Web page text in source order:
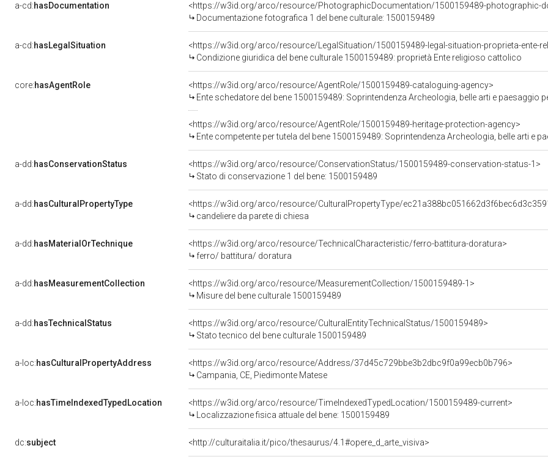
a-cd:hasDocumentation
<https://w3id.org/arco/resource/PhotographicDocumentation/1500159489-photographic-
Documentazione fotografica 1 del bene culturale: 1500159489
a-cd:hasLegalSituation
<https://w3id.org/arco/resource/LegalSituation/1500159489-legal-situation-proprieta-ente-
Condizione giuridica del bene culturale 1500159489: proprietà Ente religioso cattolico
core:hasAgentRole
<https://w3id.org/arco/resource/AgentRole/1500159489-cataloguing-agency>
Ente schedatore del bene 1500159489: Soprintendenza Archeologia, belle arti e paesaggio
<https://w3id.org/arco/resource/AgentRole/1500159489-heritage-protection-agency>
Ente competente per tutela del bene 1500159489: Soprintendenza Archeologia, belle arti e
a-dd:hasConservationStatus
<https://w3id.org/arco/resource/ConservationStatus/1500159489-conservation-status-1>
Stato di conservazione 1 del bene: 1500159489
a-dd:hasCulturalPropertyType
<https://w3id.org/arco/resource/CulturalPropertyType/
candeliere da parete di chiesa
a-dd:hasMaterialOrTechnique
<https://w3id.org/arco/resource/TechnicalCharacteristic/ferro-battitura-doratura>
ferro/ battitura/ doratura
a-dd:hasMeasurementCollection
<https://w3id.org/arco/resource/MeasurementCollection/1500159489-1>
Misure del bene culturale 1500159489
a-dd:hasTechnicalStatus
<https://w3id.org/arco/resource/CulturalEntityTechnicalStatus/1500159489>
Stato tecnico del bene culturale 1500159489
a-loc:hasCulturalPropertyAddress
<https://w3id.org/arco/resource/Address/37d45c729bbe3b2dbc9f0a99ecb0b796>
Campania, CE, Piedimonte Matese
a-loc:hasTimeIndexedTypedLocation
<https://w3id.org/arco/resource/TimeIndexedTypedLocation/1500159489-current>
Localizzazione fisica attuale del bene: 1500159489
dc:subject <http://culturaitalia.it/pico/thesaurus/4.1#opere_d_arte_visiva>